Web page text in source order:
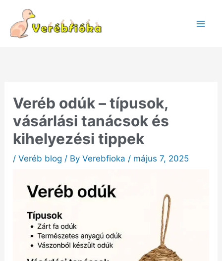
content
Veréb odúk – típusok,
vásárlási tanácsok és
kihelyezési tippek
/Veréb blog / ByVerebfioka / május 7, 2025